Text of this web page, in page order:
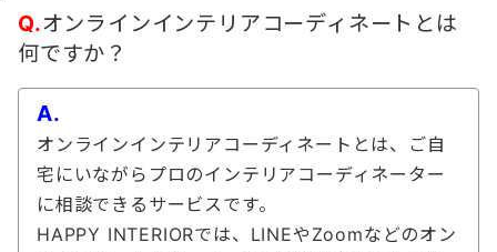
Q.オンラインインテリアコーディネートとは
何ですか？
A.
オンラインインテリアコーディネートとは、ご自
宅にいながらプロのインテリアコーディネーター
に相談できるサービスです。
HAPPY INTERIORでは、LINEやZoomなどのオン